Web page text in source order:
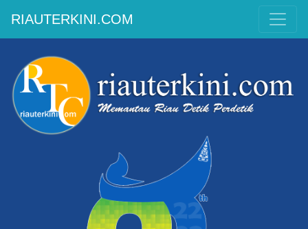
RIAUTERKINI.COM